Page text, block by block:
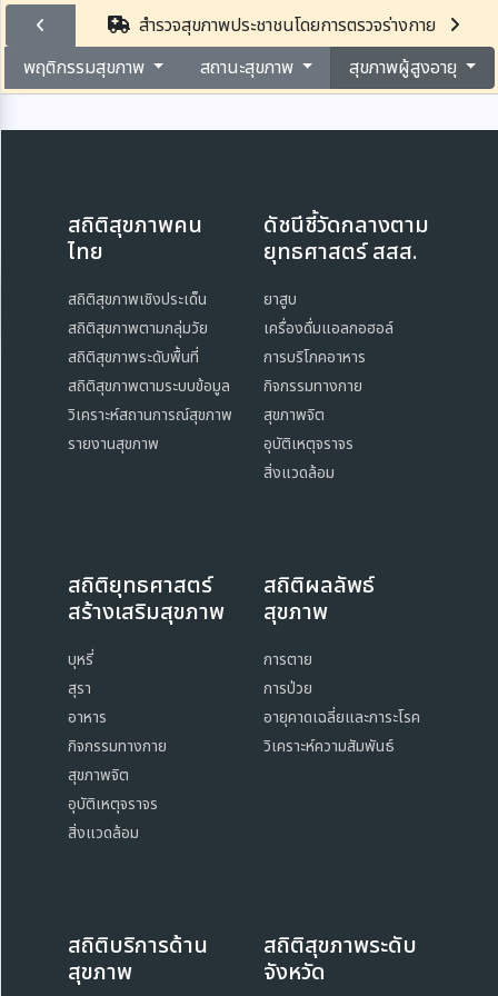
สำรวจสุขภาพประชาชนโดยการตรวจร่างกาย
พฤติกรรมสุขภาพ
สถานะสุขภาพ สุขภาพผู้สูงอายุ
สถิติสุขภาพคน
ไทย
สถิติสุขภาพเชิงประเด็น
สถิติสุขภาพตามกลุ่มวัย
สถิติสุขภาพระดับพื้นที่
สถิติสุขภาพตามระบบข้อมูล
วิเคราะห์สถานการณ์สุขภาพ
รายงานสุขภาพ
ดัชนีชี้วัดกลางตาม
ยุทธศาสตร์ สสส.
ยาสูบ
เครื่องดื่มแอลกอฮอล์
การบริโภคอาหาร
กิจกรรมทางกาย
สุขภาพจิต
อุบัติเหตุจราจร
สิ่งแวดล้อม
สถิติยุทธศาสตร์
สร้างเสริมสุขภาพ
บุหรี่
สุรา
อาหาร
กิจกรรมทางกาย
สุขภาพจิต
อุบัติเหตุจราจร
สิ่งแวดล้อม
สถิติผลลัพธ์
สุขภาพ
การตาย
การป่วย
อายุคาดเฉลี่ยและภาระโรค
วิเคราะห์ความสัมพันธ์
สถิติบริการด้าน
สุขภาพ
สถิติสุขภาพระดับ
จังหวัด